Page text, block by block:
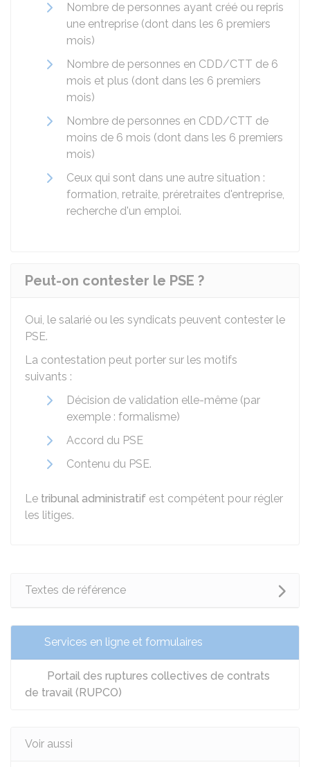
Nombre de personnes ayant créé ou repris
une entreprise (dont dans les 6 premiers
mois)
Nombre de personnes en CDD/CTT de 6
mois et plus (dont dans les 6 premiers
mois)
Nombre de personnes en CDD/CTT de
moins de 6 mois (dont dans les 6 premiers
mois)
Ceux qui sont dans une autre situation :
formation, retraite, préretraites d'entreprise,
recherche d'un emploi.
Peut-on contester le PSE ?
Oui, le salarié ou les syndicats peuvent contester le
PSE.
La contestation peut porter sur les motifs
suivants :
Décision de validation elle-même (par
exemple : formalisme)
Accord du PSE
Contenu du PSE.
Le tribunal administratif est compétent pour régler
les litiges.
Textes de référence
Services en ligne et formulaires
Portail des ruptures collectives de contrats
de travail (RUPCO)
Voir aussi